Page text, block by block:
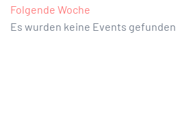
Folgende Woche
Es wurden keine Events gefunden